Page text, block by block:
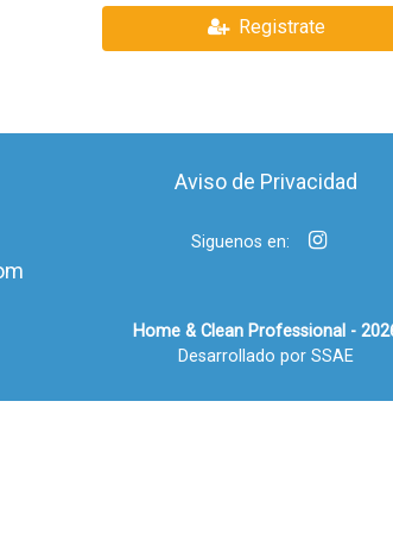
Registrate
Aviso de Privacidad
Siguenos en:
Home & Clean Professional -
Desarrollado por SSAE